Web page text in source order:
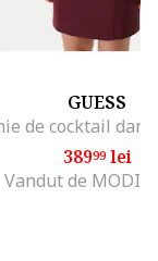
GUESS
38999lei
Vandut de